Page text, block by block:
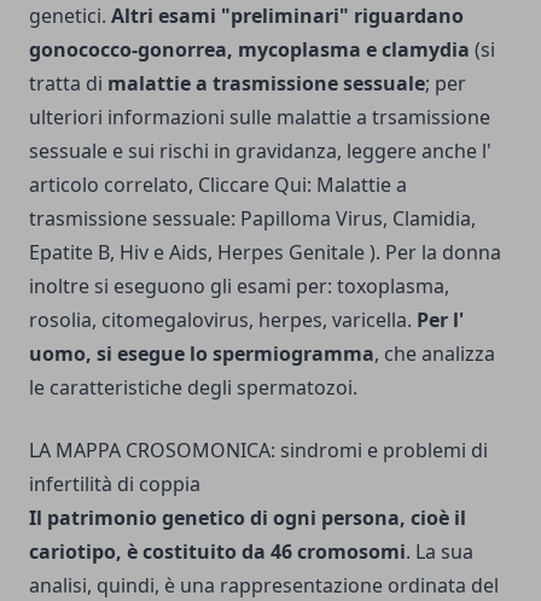
genetici. Altri esami "preliminari" riguardano
gonococco-gonorrea, mycoplasma e clamydia (si
tratta di malattie a trasmissione sessuale; per
ulteriori informazioni sulle malattie a trsamissione
sessuale e sui rischi in gravidanza, leggere anche l'
articolo correlato, Cliccare Qui: Malattie a
trasmissione sessuale: Papilloma Virus, Clamidia,
Epatite B, Hiv e Aids, Herpes Genitale). Per la donna
inoltre si eseguono gli esami per: toxoplasma,
rosolia, citomegalovirus, herpes, varicella. Per l'
uomo, si esegue lo spermiogramma, che analizza
le caratteristiche degli spermatozoi.
LA MAPPA CROSOMONICA: sindromi e problemi di
infertilità di coppia
Il patrimonio genetico di ogni persona, cioè il
cariotipo, è costituito da 46 cro­mosomi. La sua
analisi, quindi, è una rappresentazione ordinata del